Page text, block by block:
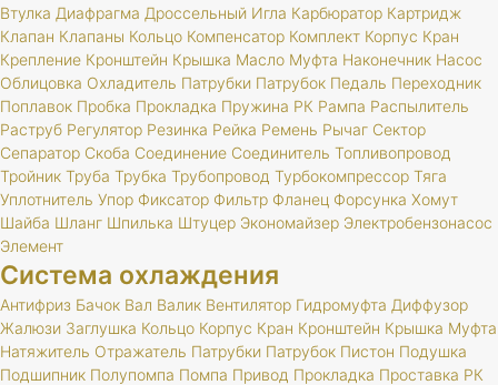
Втулка Диафрагма Дроссельный Игла Карбюратор Картридж
Клапан Клапаны Кольцо Компенсатор Комплект Корпус Кран
Крепление Кронштейн Крышка Масло Муфта Наконечник Насос
Облицовка Охладитель Патрубки Патрубок Педаль Переходник
Поплавок Пробка Прокладка Пружина РК Рампа Распылитель
Раструб Регулятор Резинка Рейка Ремень Рычаг Сектор
Сепаратор Скоба Соединение Соединитель Топливопровод
Тройник Труба Трубка Трубопровод Турбокомпрессор Тяга
Уплотнитель Упор Фиксатор Фильтр Фланец Форсунка Хомут
Шайба Шланг Шпилька Штуцер Экономайзер Электробензонасос
Элемент
Система охлаждения
Антифриз Бачок Вал Валик Вентилятор Гидромуфта Диффузор
Жалюзи Заглушка Кольцо Корпус Кран Кронштейн Крышка Муфта
Натяжитель Отражатель Патрубки Патрубок Пистон Подушка
Подшипник Полупомпа Помпа Привод Прокладка Проставка РК